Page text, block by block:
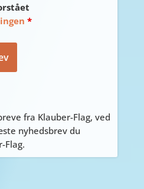
*
fra Klauber-Flag, ved
nyhedsbrev du
Flag.